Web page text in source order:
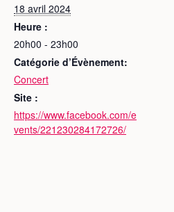
18 avril 2024
Heure :
20h00 - 23h00
Catégorie d’Évènement:
Concert
Site :
https://www.facebook.com/e
vents/221230284172726/